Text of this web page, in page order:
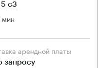
с3
мин
арендной платы
запросу